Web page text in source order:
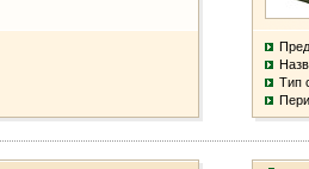
Тип